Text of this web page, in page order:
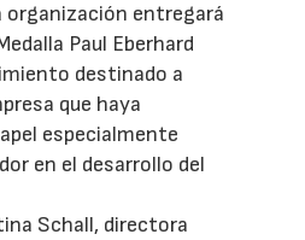
entregará
Paul Eberhard
destinado a
que haya
especialmente
en el desarrollo del
Schall, directora